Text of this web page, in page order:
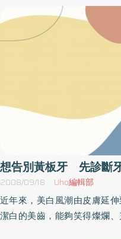
即發」的早洩患者，在經泌
器官上的問題，便須招股藥
素，除了接受性諮詢治療
reuptake inhibitor）或甲型
的效果；此外也有報導以行
者可獲得滿意的改善。總之
確認是屬於精神性或器質性
切忌病急亂投醫，甚至濫服
堅」的目標，還可能造成「
對睡眠品質均沒有明顯的差
己認為舒服的睡姿，一覺到
人就不是如此了，例如右肺
此時在上邊的左肺比較容易
開。Q11.床墊的材質是否會
的證據來證明何種材質的床
說，只要床軟硬適中，支撐
敏原〈例如塵蟎〉，就是一
樣，乾淨、透氣、軟硬度適
枕頭的高度則因人而異，因
至8公分，至於頸曲高度比較
睡硬床比睡軟床易常改變睡
不過睡硬床或睡軟床，仍應
讓人用來休息，鬆弛一天疲
為目的，不論是睡軟床或睡
想告別黃板牙 先診斷
2008/09/18 Uho編輯部
近年來，美白風潮由皮膚延
潔白的美齒，能夠笑得燦爛